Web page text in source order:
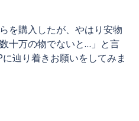
を購入したが、やはり安物
十万の物でないと…」と言
辿り着きお願いをしてみま